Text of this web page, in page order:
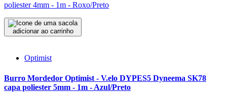
poliester 4mm - 1m - Roxo/Preto
adicionar ao carrinho
Optimist
Burro Mordedor Optimist - V.elo DYPES5 Dyneema SK78
capa poliester 5mm - 1m - Azul/Preto